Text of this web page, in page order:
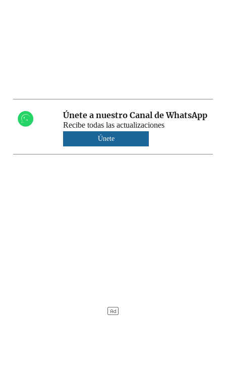
Únete a nuestro Canal de WhatsApp
Recibe todas las actualizaciones
Únete